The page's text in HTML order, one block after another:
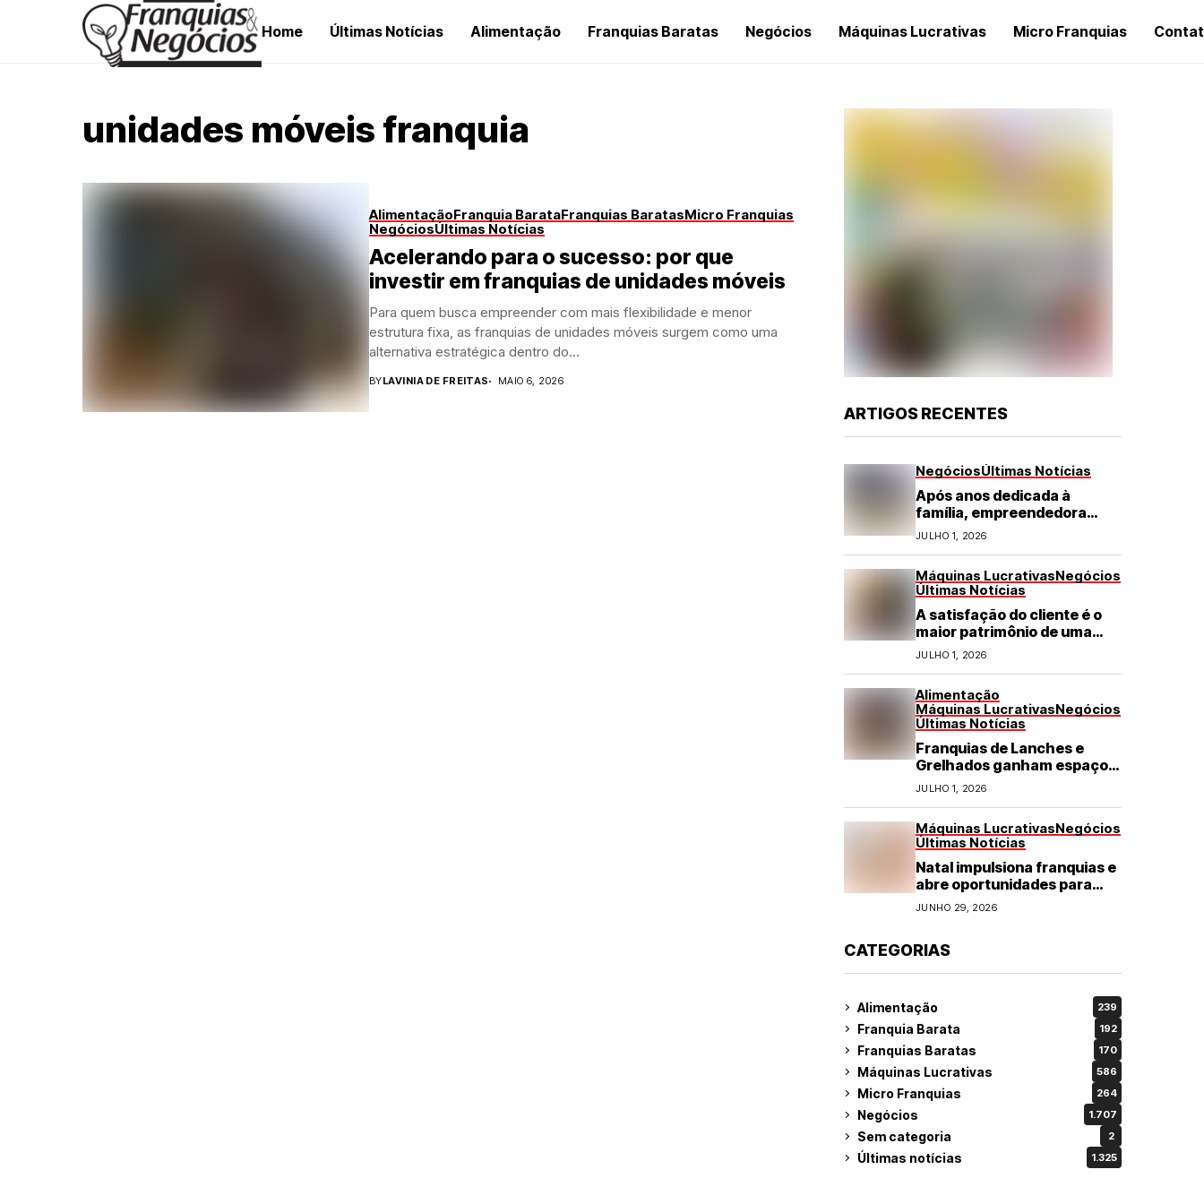
Home Últimas Notícias Alimentação Franquias Baratas Negócios Máquinas Lucrativas Micro Franquias
unidades móveis franquia
AlimentaçãoFranquia BarataFranquias BaratasMicro Franquias
NegóciosÚltimas Notícias
Acelerando para o sucesso: por que
investir em franquias de unidades móveis
Para quem busca empreender com mais flexibilidade e menor
estrutura fixa, as franquias de unidades móveis surgem como uma
alternativa estratégica dentro do...
BYLAVINIA DE FREITAS MAIO 6, 2026
ARTIGOS RECENTES
NegóciosÚltimas Notícias
Após anos dedicada à
família, empreendedora
transforma franquia de
turismo em negócio de
JULHO 1, 2026
Máquinas LucrativasNegócios
Últimas Notícias
A satisfação do cliente é o
maior patrimônio de uma
franquia
JULHO 1, 2026
Alimentação
Máquinas LucrativasNegócios
Últimas Notícias
Franquias de Lanches e
Grelhados ganham espaço
com demanda por refeições
rápidas e de qualidade
JULHO 1, 2026
Máquinas LucrativasNegócios
Últimas Notícias
Natal impulsiona franquias e
abre oportunidades para
diversos segmentos do
JUNHO 29, 2026
CATEGORIAS
Alimentação 239
Franquia Barata 192
Franquias Baratas 170
Máquinas Lucrativas 586
Micro Franquias 264
Negócios 1.707
Sem categoria 2
Últimas notícias 1.325